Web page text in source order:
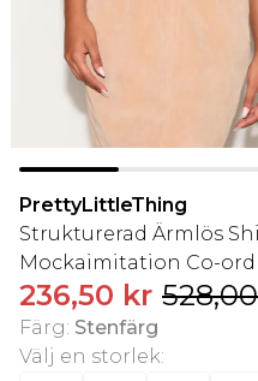
PrettyLittleThing
Strukturerad Ärmlös
Mockaimitation Co-ord
236,50 kr
Färg: Stenfärg
Välj en storlek: